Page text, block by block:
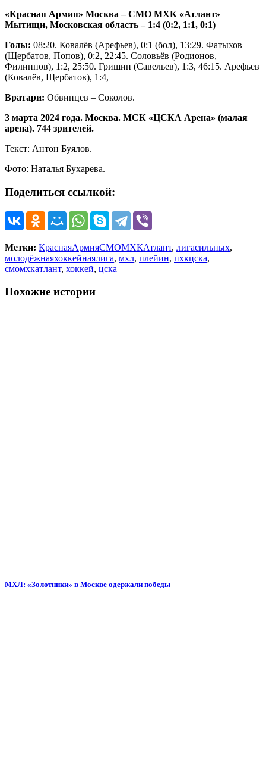
«Красная Армия» Москва – СМО МХК «Атлант»
Мытищи, Московская область – 1:4 (0:2, 1:1, 0:1)
Голы: 08:20. Ковалёв (Арефьев), 0:1 (бол), 13:29. Фатыхов
(Щербатов, Попов), 0:2, 22:45. Соловьёв (Родионов,
Филиппов), 1:2, 25:50. Гришин (Савельев), 1:3, 46:15. Арефьев
(Ковалёв, Щербатов), 1:4,
Вратари: Обвинцев – Соколов.
3 марта 2024 года. Москва. МСК «ЦСКА Арена» (малая
арена). 744 зрителей.
Текст: Антон Буялов.
Фото: Наталья Бухарева.
Поделиться ссылкой:
Метки: КраснаяАрмияСМОМХКАтлант, лигасильных,
молодёжнаяхоккейнаялига, мхл, плейин, пхкцска,
смомхкатлант, хоккей, цска
Похожие истории
МХЛ: «Золотники» в Москве одержали победы